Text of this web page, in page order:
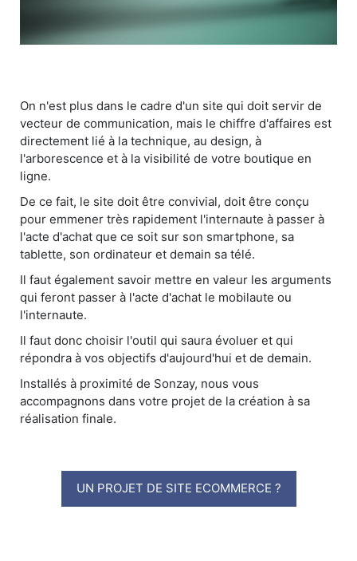
On n'est plus dans le cadre d'un site qui doit servir de
vecteur de communication, mais le chiffre d'affaires est
directement lié à la technique, au design, à
l'arborescence et à la visibilité de votre boutique en
ligne.
De ce fait, le site doit être convivial, doit être conçu
pour emmener très rapidement l'internaute à passer à
l'acte d'achat que ce soit sur son smartphone, sa
tablette, son ordinateur et demain sa télé.
Il faut également savoir mettre en valeur les arguments
qui feront passer à l'acte d'achat le mobilaute ou
l'internaute.
Il faut donc choisir l'outil qui saura évoluer et qui
répondra à vos objectifs d'aujourd'hui et de demain.
Installés à proximité de Sonzay, nous vous
accompagnons dans votre projet de la création à sa
réalisation finale.
UN PROJET DE SITE ECOMMERCE ?